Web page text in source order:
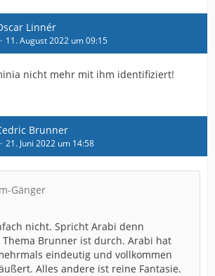
Linnér
11. August 2022 um 09:15
nicht mehr mit ihm identifiziert!
Brunner
21. Juni 2022 um 14:58
Gänger
nicht. Spricht Arabi denn
Thema Brunner ist durch. Arabi hat
eindeutig und vollkommen
Alles andere ist reine Fantasie.